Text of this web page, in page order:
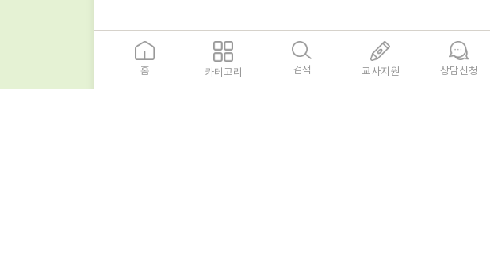
홈 카테고리 검색 교사지원 상담신청